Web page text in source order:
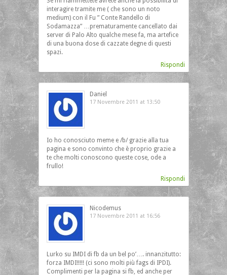
interagire tramite me ( che sono un noto
medium) con il Fu ” Conte Randello di
Sodamazza” …prematuramente cancellato dai
server di Palo Alto qualche mese fa, ma artefice
di una buona dose di cazzate degne di questi
spazi.
Rispondi
Daniel
17 Novembre 2011 at 13:50
Io ho conosciuto meme e /b/ grazie alla tua
pagina e sono convinto che è proprio grazie a
te che molti conoscono queste cose, ode a
frullo!
Rispondi
Nicodemus
17 Novembre 2011 at 16:56
Lurko su IMDI di fb da un bel po’…. innanzitutto:
forza IMDI!!!!! (ci sono molti più fags di IPDI).
Complimenti per la pagina si fb, ed anche per